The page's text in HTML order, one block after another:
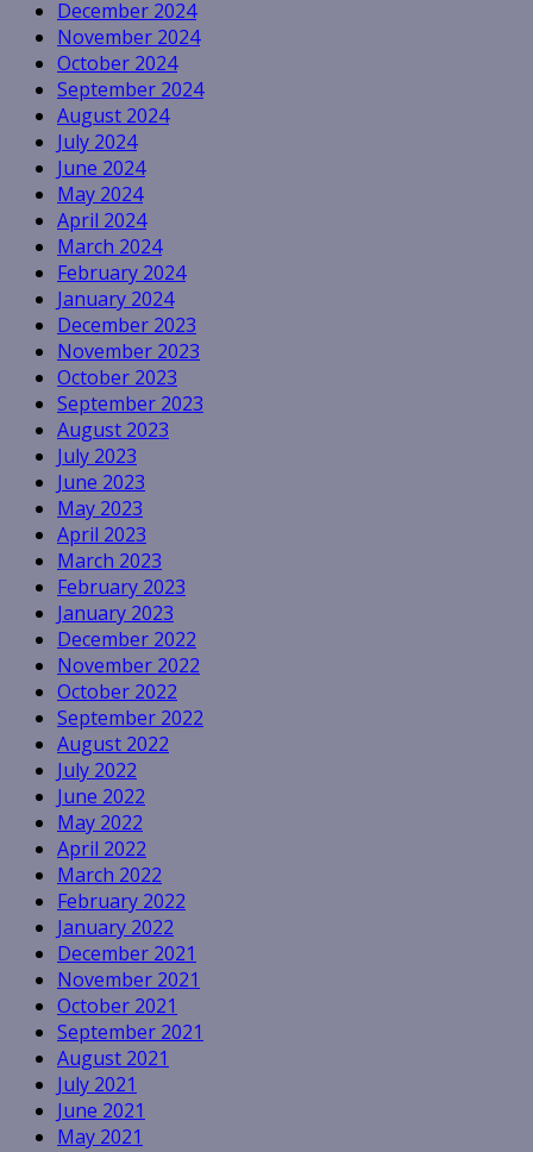
December 2024
November 2024
October 2024
September 2024
August 2024
July 2024
June 2024
May 2024
April 2024
March 2024
February 2024
January 2024
December 2023
November 2023
October 2023
September 2023
August 2023
July 2023
June 2023
May 2023
April 2023
March 2023
February 2023
January 2023
December 2022
November 2022
October 2022
September 2022
August 2022
July 2022
June 2022
May 2022
April 2022
March 2022
February 2022
January 2022
December 2021
November 2021
October 2021
September 2021
August 2021
July 2021
June 2021
May 2021